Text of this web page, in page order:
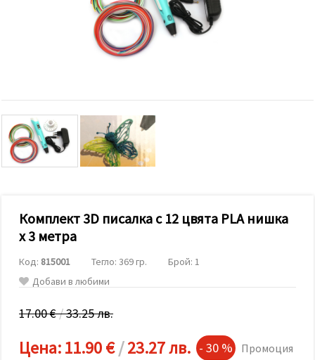
показваме
релевантно
съдържание
и реклами,
включително
с помощта
маркетинг.
Можеш да
съгласиш
използваме
"бисквитки"
като
"Приеми
всички!"
Комплект 3D писалка с 12 цвята PLA нишка
x 3 метра
Код: 815001 Тегло: 369 гр.
Брой: 1
Добави в любими
17.00 €/33.25 лв.
Цена:11.90 €/23.27 лв. - 30 % Промоция